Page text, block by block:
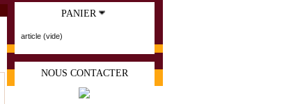
PANIER
article (vide)
NOUS CONTACTER